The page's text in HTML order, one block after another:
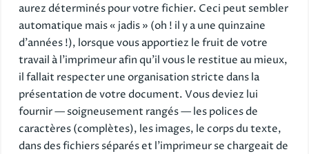
aurez déterminés pour votre fichier. Ceci peut sembler
automatique mais « jadis » (oh ! il y a une quinzaine
d’années !), lorsque vous apportiez le fruit de votre
travail à l’imprimeur afin qu’il vous le restitue au mieux,
il fallait respecter une organisation stricte dans la
présentation de votre document. Vous deviez lui
fournir — soigneusement rangés — les polices de
caractères (complètes), les images, le corps du texte,
dans des fichiers séparés et l’imprimeur se chargeait de